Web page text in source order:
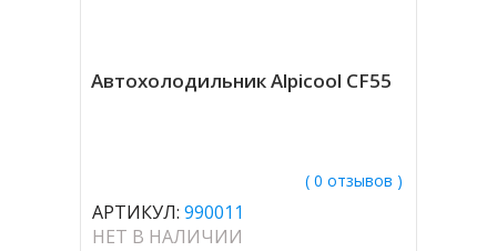
Автохолодильник Alpicool CF55
( 0 отзывов )
АРТИКУЛ: 990011
НЕТ В НАЛИЧИИ